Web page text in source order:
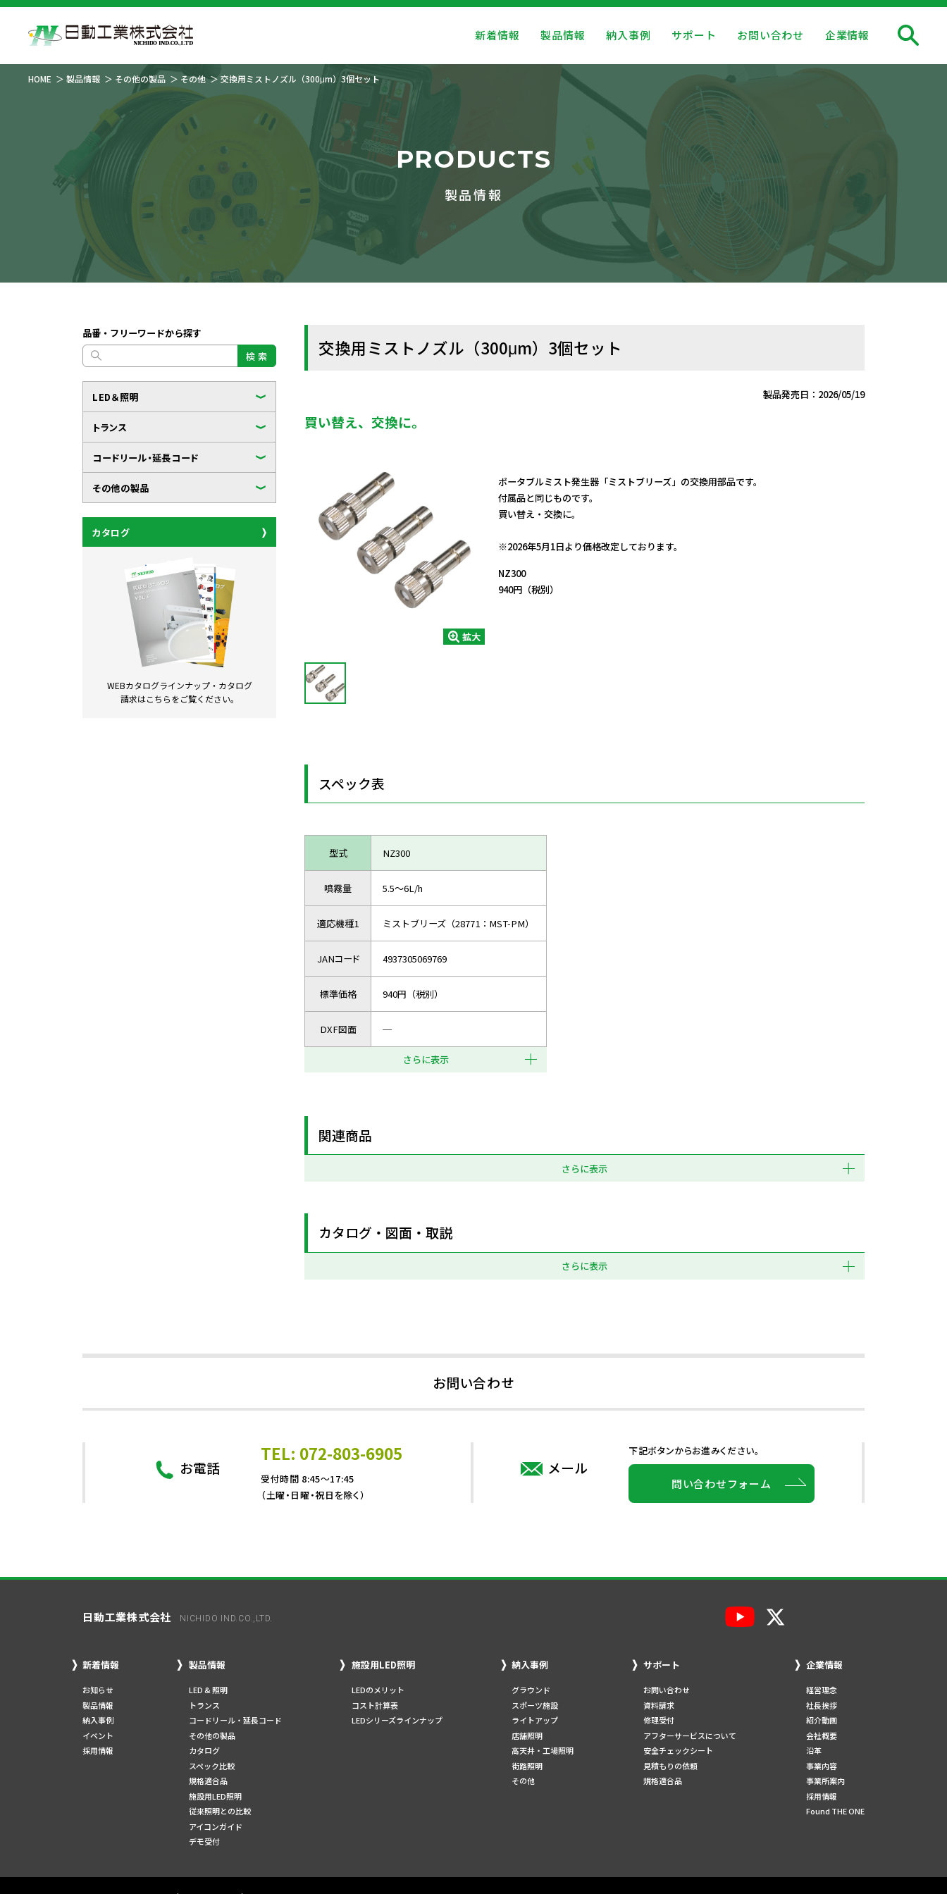
新着情報 製品情報 納入事例 サポート お問い合わせ 企業情報
HOME 製品情報 その他の製品 その他 交換用ミストノズル（300μm）3個セット
PRODUCTS
製品情報
品番・フリーワードから探す
検 索
LED＆照明
トランス
コードリール・延長コード
その他の製品
カタログ
WEBカタログラインナップ・ カタログ
請求はこちらをご覧ください。
交換用ミストノズル（300μm）3個セット
製品発売日：2026/05/19
買い替え、交換に。
拡大
ポータブルミスト発生器「ミストブリーズ」の交換用部品です。
付属品と同じものです。
買い替え・交換に。
※2026年5月1日より価格改定しております。
NZ300
940円（税別）
スペック表
型式 NZ300
噴霧量 5.5～6L/h
適応機種1 ミストブリーズ（28771：MST-PM）
JANコード 4937305069769
標準価格 940円（税別）
DXF図面 ─
さらに表示
関連商品
さらに表示
カタログ・図面・取説
さらに表示
お問い合わせ
お電話
TEL: 072-803-6905
受付時間 8:45～17:45
（土曜・日曜・祝日を除く）
メール
下記ボタンからお進みください。
問い合わせフォーム
日動工業株式会社 NICHIDO IND.CO.,LTD.
新着情報
お知らせ
製品情報
納入事例
イベント
採用情報
製品情報
LED & 照明
トランス
コードリール・延長コード
その他の製品
カタログ
スペック比較
規格適合品
施設用LED照明
従来照明との比較
アイコンガイド
デモ受付
施設用LED照明
LEDのメリット
コスト計算表
LEDシリーズラインナップ
納入事例
グラウンド
スポーツ施設
ライトアップ
店舗照明
高天井・工場照明
街路照明
その他
サポート
お問い合わせ
資料請求
修理受付
アフターサービスについて
安全チェックシート
見積もりの依頼
規格適合品
企業情報
経営理念
社長挨拶
紹介動画
会社概要
沿革
事業内容
事業所案内
採用情報
Found THE ONE